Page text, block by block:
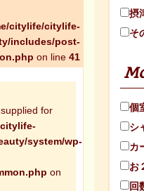
citylife/citylife-
includes/post-
on line 41
for
system/wp-
on
摂
そ
個
シ
カ
お
回